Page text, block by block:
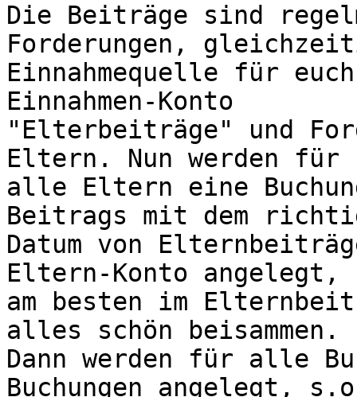
Die Beiträge sind
Forderungen,
Einnahmequelle für
Einnahmen-Konto
"Elterbeiträge" und
Eltern. Nun werden für
alle Eltern eine
Beitrags mit dem
Datum von
Eltern-Konto angelegt,
am besten im
alles schön beisammen.
Dann werden für alle
Buchungen angelegt,